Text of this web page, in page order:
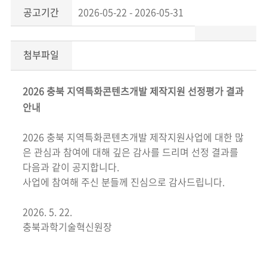
공고기간
2026-05-22 - 2026-05-31
첨부파일
2026 충북 지역특화콘텐츠개발 제작지원 선정평가 결과
안내
2026 충북 지역특화콘텐츠개발 제작지원사업에 대한 많
은 관심과 참여에 대해 깊은 감사를 드리며 선정 결과를
다음과 같이 공지합니다.
사업에 참여해 주신 분들께 진심으로 감사드립니다.
2026. 5. 22.
충북과학기술혁신원장